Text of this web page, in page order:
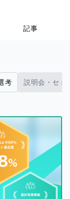
記事
考 説明会・セミ